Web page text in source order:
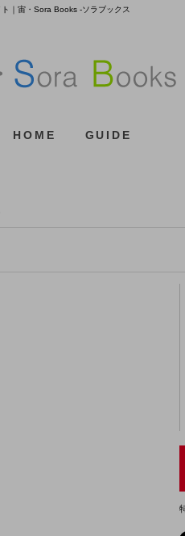
｜宙・Sora Books -ソラブックス
HOME GUIDE